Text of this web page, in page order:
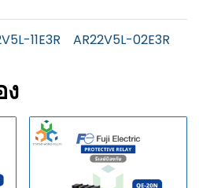
11E3R
AR22V5L-02E3R
ง